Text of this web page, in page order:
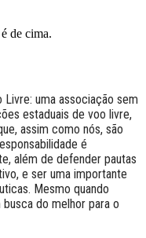
de cima.
uma associação sem
estaduais de voo livre,
assim como nós, são
é
além de defender pautas
e ser uma importante
Mesmo quando
do melhor para o